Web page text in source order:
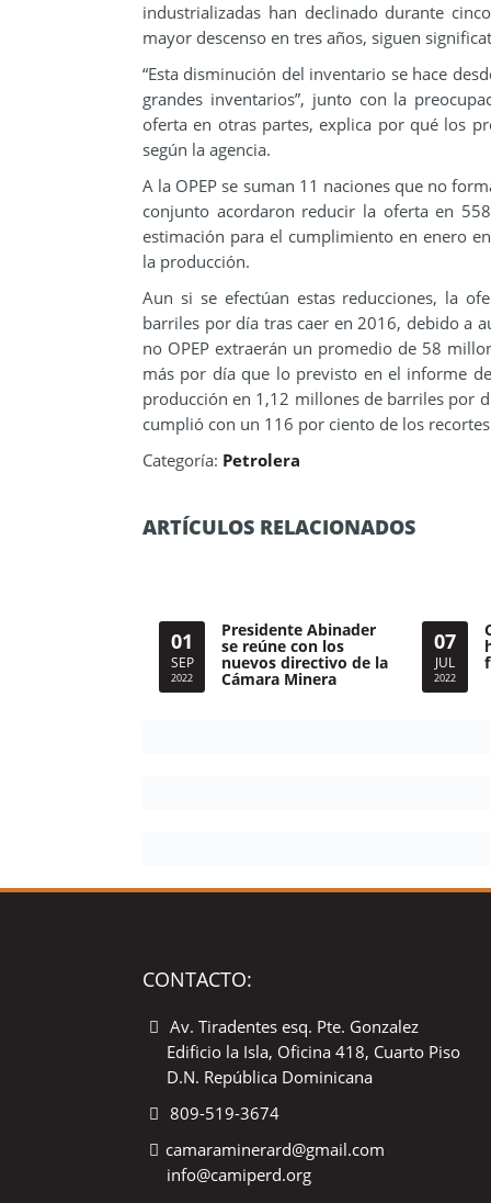
industrializadas han declinado durante
mayor descenso en tres años, siguen
“Esta disminución del inventario se hace
grandes inventarios”, junto con la
oferta en otras partes, explica por qué los
según la agencia.
A la OPEP se suman 11 naciones que no
conjunto acordaron reducir la oferta en
estimación para el cumplimiento en enero
la producción.
Aun si se efectúan estas reducciones, la
barriles por día tras caer en 2016, debido a
no OPEP extraerán un promedio de 58
más por día que lo previsto en el informe
producción en 1,12 millones de barriles por
cumplió con un 116 por ciento de los
Categoría: Petrolera
ARTÍCULOS RELACIONADOS
01
SEP
2022
Presidente Abinader
se reúne con los
nuevos directivo de la
Cámara Minera
07
JUL
2022
CONTACTO:
Av. Tiradentes esq. Pte. Gonzalez
Edificio la Isla, Oficina 418, Cuarto Piso
D.N. República Dominicana
809-519-3674
camaraminerard@gmail.com
info@camiperd.org